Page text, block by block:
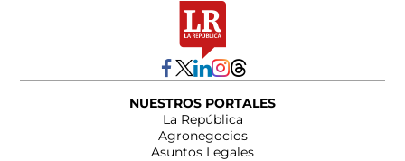
NUESTROS PORTALES
La República
Agronegocios
Asuntos Legales